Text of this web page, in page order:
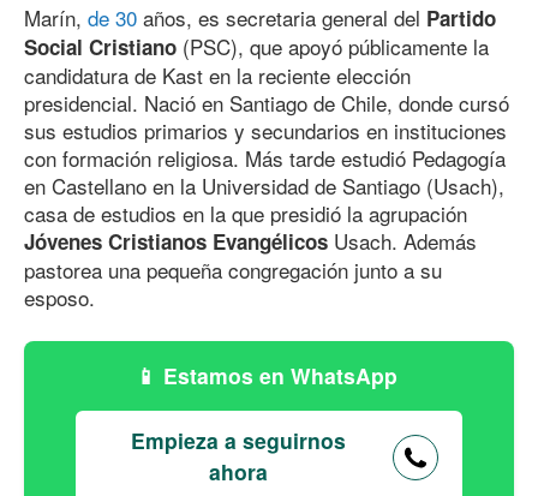
Marín, de 30 años, es secretaria general del Partido
Social Cristiano (PSC), que apoyó públicamente la
candidatura de Kast en la reciente elección
presidencial. Nació en Santiago de Chile, donde cursó
sus estudios primarios y secundarios en instituciones
con formación religiosa. Más tarde estudió Pedagogía
en Castellano en la Universidad de Santiago (Usach),
casa de estudios en la que presidió la agrupación
Jóvenes Cristianos Evangélicos Usach. Además
pastorea una pequeña congregación junto a su
esposo.
Estamos en WhatsApp
Empieza a seguirnos
ahora